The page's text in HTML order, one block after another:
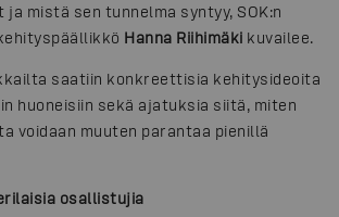
mistä sen tunnelma syntyy, SOK:n
Hanna Riihimäki kuvailee.
saatiin konkreettisia kehitysideoita
huoneisiin sekä ajatuksia siitä, miten
voidaan muuten parantaa pienillä
osallistujia